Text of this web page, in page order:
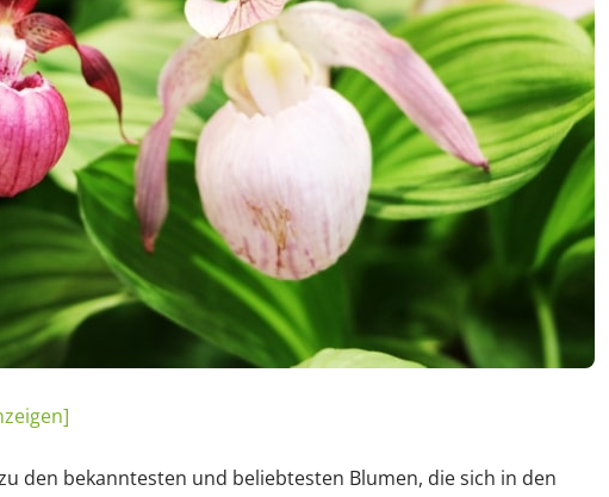
den bekanntesten und beliebtesten Blumen, die sich in den